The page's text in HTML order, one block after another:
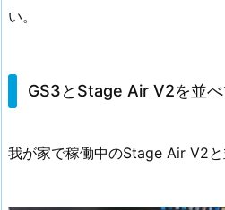
い。
GS3とStage Air V2を並べ
我が家で稼働中のStage Air V2と